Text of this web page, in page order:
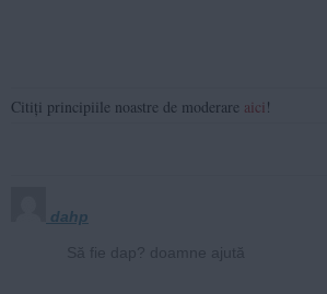
Citiți principiile noastre de moderare aici !
dahp